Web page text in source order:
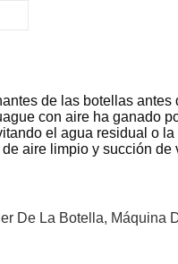
de las botellas
con aire ha ganado
el agua residual o
aire limpio y succión
De La Botella, Máquina